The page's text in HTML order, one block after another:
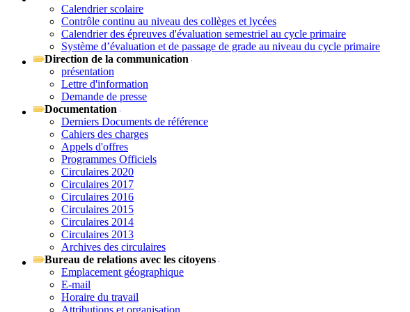
Calendrier scolaire
Contrôle continu au niveau des collèges et lycées
Calendrier des épreuves d'évaluation semestriel au cycle primaire
Système d’évaluation et de passage de grade au niveau du cycle primaire
Direction de la communication
présentation
Lettre d'information
Demande de presse
Documentation
Derniers Documents de référence
Cahiers des charges
Appels d'offres
Programmes Officiels
Circulaires 2020
Circulaires 2017
Circulaires 2016
Circulaires 2015
Circulaires 2014
Circulaires 2013
Archives des circulaires
Bureau de relations avec les citoyens
Emplacement géographique
E-mail
Horaire du travail
Attributions et organisation